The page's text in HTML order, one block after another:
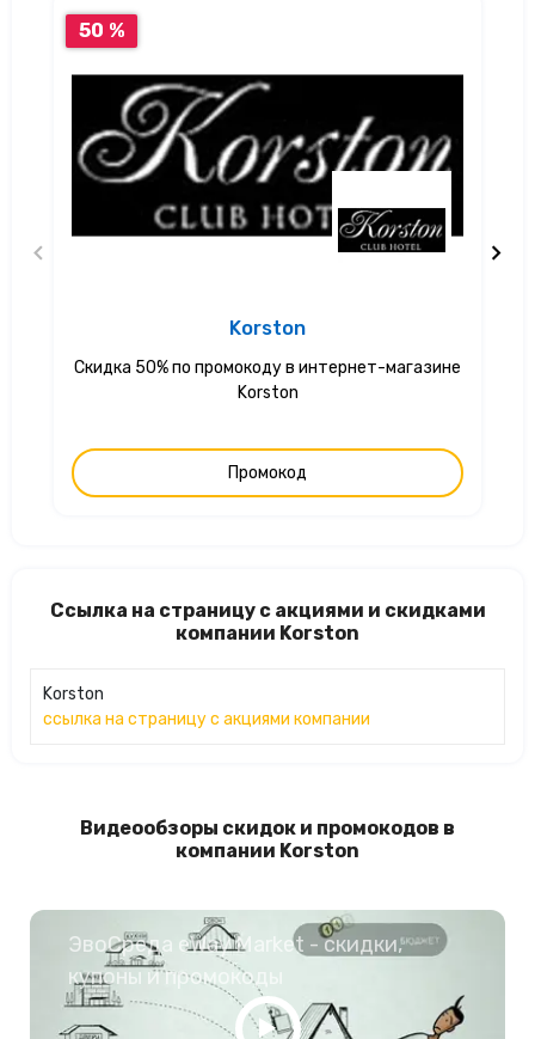
50 %
Korston
Скидка 50% по промокоду в интернет-магазине
Korston
Промокод
Ссылка на страницу с акциями и скидками
компании Korston
Korston
ссылка на страницу с акциями компании
Видеообзоры скидок и промокодов в
компании Korston
ЭвоСреда eWay Market - скидки,
купоны и промокоды